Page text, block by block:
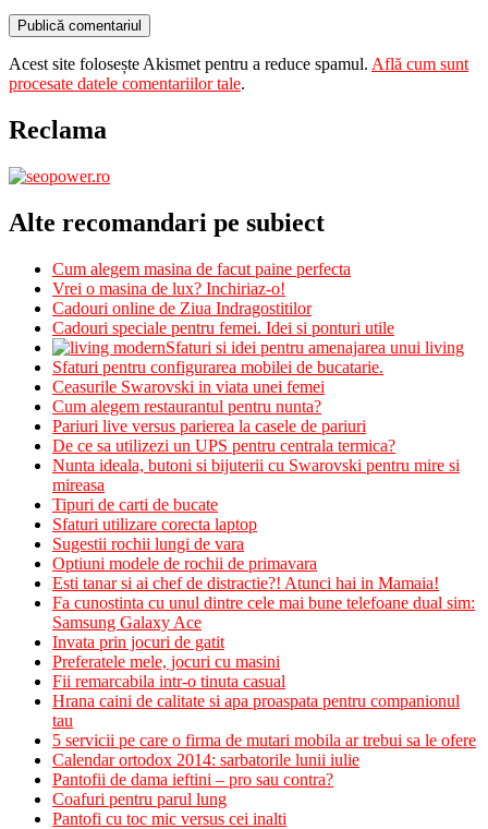
Acest site folosește Akismet pentru a reduce spamul. Află cum sunt
procesate datele comentariilor tale.
Reclama
Alte recomandari pe subiect
Cum alegem masina de facut paine perfecta
Vrei o masina de lux? Inchiriaz-o!
Cadouri online de Ziua Indragostitilor
Cadouri speciale pentru femei. Idei si ponturi utile
Sfaturi si idei pentru amenajarea unui living
Sfaturi pentru configurarea mobilei de bucatarie.
Ceasurile Swarovski in viata unei femei
Cum alegem restaurantul pentru nunta?
Pariuri live versus parierea la casele de pariuri
De ce sa utilizezi un UPS pentru centrala termica?
Nunta ideala, butoni si bijuterii cu Swarovski pentru mire si
mireasa
Tipuri de carti de bucate
Sfaturi utilizare corecta laptop
Sugestii rochii lungi de vara
Optiuni modele de rochii de primavara
Esti tanar si ai chef de distractie?! Atunci hai in Mamaia!
Fa cunostinta cu unul dintre cele mai bune telefoane dual sim:
Samsung Galaxy Ace
Invata prin jocuri de gatit
Preferatele mele, jocuri cu masini
Fii remarcabila intr-o tinuta casual
Hrana caini de calitate si apa proaspata pentru companionul
tau
5 servicii pe care o firma de mutari mobila ar trebui sa le ofere
Calendar ortodox 2014: sarbatorile lunii iulie
Pantofii de dama ieftini – pro sau contra?
Coafuri pentru parul lung
Pantofi cu toc mic versus cei inalti